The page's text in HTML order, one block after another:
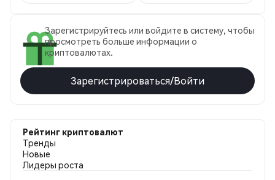
Зарегистрируйтесь или войдите в систему, чтобы
просмотреть больше информации о
криптовалютах.
Зарегистрироваться/Войти
Рейтинг криптовалют
Тренды
Новые
Лидеры роста